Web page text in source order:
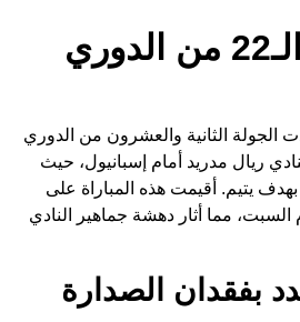
نتائج الجولة الـ22 من الدوري
الثانية والعشرون من الدوري
ريال مدريد أمام إسبانيول، حيث
بهدف يتيم. أقيمت هذه المباراة على
مما أثار دهشة جماهير النادي
بفقدان الصدارة